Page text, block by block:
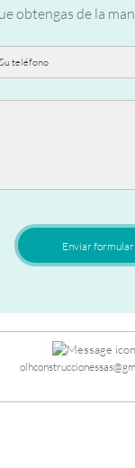
obtengas de la
Enviar